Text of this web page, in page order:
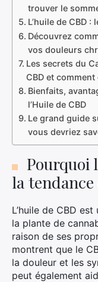
trouver le
L’huile de CBD
Découvrez
vos douleurs
Les secrets du
CBD et comment
Bienfaits,
l’Huile de CBD
Le grand guide
vous devriez
Pourquoi
la tendance
L’huile de CBD
la plante de
raison de ses
montrent que le
la douleur et les
peut également